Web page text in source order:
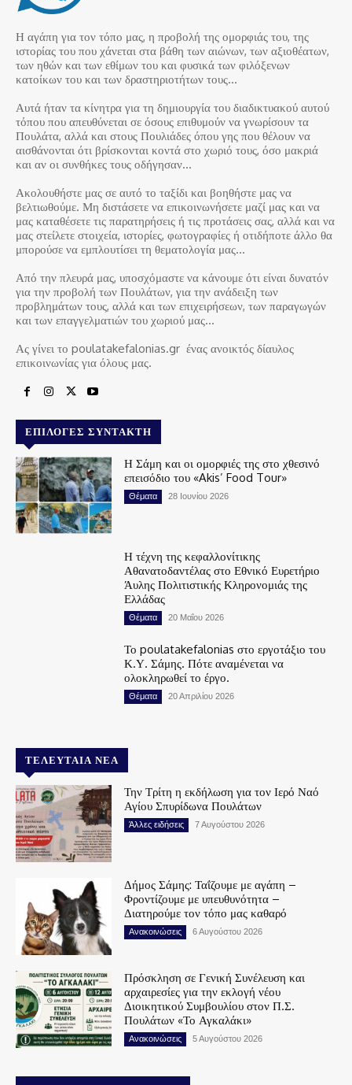
Η αγάπη για τον τόπο μας, η προβολή της ομορφιάς του, της
ιστορίας του που χάνεται στα βάθη των αιώνων, των αξιοθέατων,
των ηθών και των εθίμων του και φυσικά των φιλόξενων
κατοίκων του και των δραστηριοτήτων τους…
Αυτά ήταν τα κίνητρα για τη δημιουργία του διαδικτυακού αυτού
τόπου που απευθύνεται σε όσους επιθυμούν να γνωρίσουν τα
Πουλάτα, αλλά και στους Πουλιάδες όπου γης που θέλουν να
αισθάνονται ότι βρίσκονται κοντά στο χωριό τους, όσο μακριά
και αν οι συνθήκες τους οδήγησαν…
Ακολουθήστε μας σε αυτό το ταξίδι και βοηθήστε μας να
βελτιωθούμε. Μη διστάσετε να επικοινωνήσετε μαζί μας και να
μας καταθέσετε τις παρατηρήσεις ή τις προτάσεις σας, αλλά και να
μας στείλετε στοιχεία, ιστορίες, φωτογραφίες ή οτιδήποτε άλλο θα
μπορούσε να εμπλουτίσει τη θεματολογία μας…
Από την πλευρά μας, υποσχόμαστε να κάνουμε ότι είναι δυνατόν
για την προβολή των Πουλάτων, για την ανάδειξη των
προβλημάτων τους, αλλά και των επιχειρήσεων, των παραγωγών
και των επαγγελματιών του χωριού μας…
Ας γίνει το poulatakefalonias.gr ένας ανοικτός δίαυλος
επικοινωνίας για όλους μας.
ΕΠΙΛΟΓΈΣ ΣΥΝΤΆΚΤΗ
Η Σάμη και οι ομορφιές της στο χθεσινό
επεισόδιο του «Akis’ Food Tour»
Θέματα 28 Ιουνίου 2026
Η τέχνη της κεφαλλονίτικης
Αθανατοδαντέλας στο Εθνικό Ευρετήριο
Άυλης Πολιτιστικής Κληρονομιάς της
Ελλάδας
Θέματα 20 Μαΐου 2026
Το poulatakefalonias στο εργοτάξιο του
Κ.Υ. Σάμης. Πότε αναμένεται να
ολοκληρωθεί το έργο.
Θέματα 20 Απριλίου 2026
ΤΕΛΕΥΤΑΊΑ ΝΈΑ
Την Τρίτη η εκδήλωση για τον Ιερό Ναό
Αγίου Σπυρίδωνα Πουλάτων
Άλλες ειδήσεις 7 Αυγούστου 2026
Δήμος Σάμης: Ταΐζουμε με αγάπη –
Φροντίζουμε με υπευθυνότητα –
Διατηρούμε τον τόπο μας καθαρό
Ανακοινώσεις 6 Αυγούστου 2026
Πρόσκληση σε Γενική Συνέλευση και
αρχαιρεσίες για την εκλογή νέου
Διοικητικού Συμβουλίου στον Π.Σ.
Πουλάτων «Το Αγκαλάκι»
Ανακοινώσεις 5 Αυγούστου 2026